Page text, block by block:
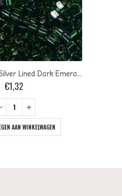
M-Cub-18-0027 Silver Lined Dark Emerald Miyuki Cubes 1.8×1.8 mm
€1,32
AAN WINKELWAGEN